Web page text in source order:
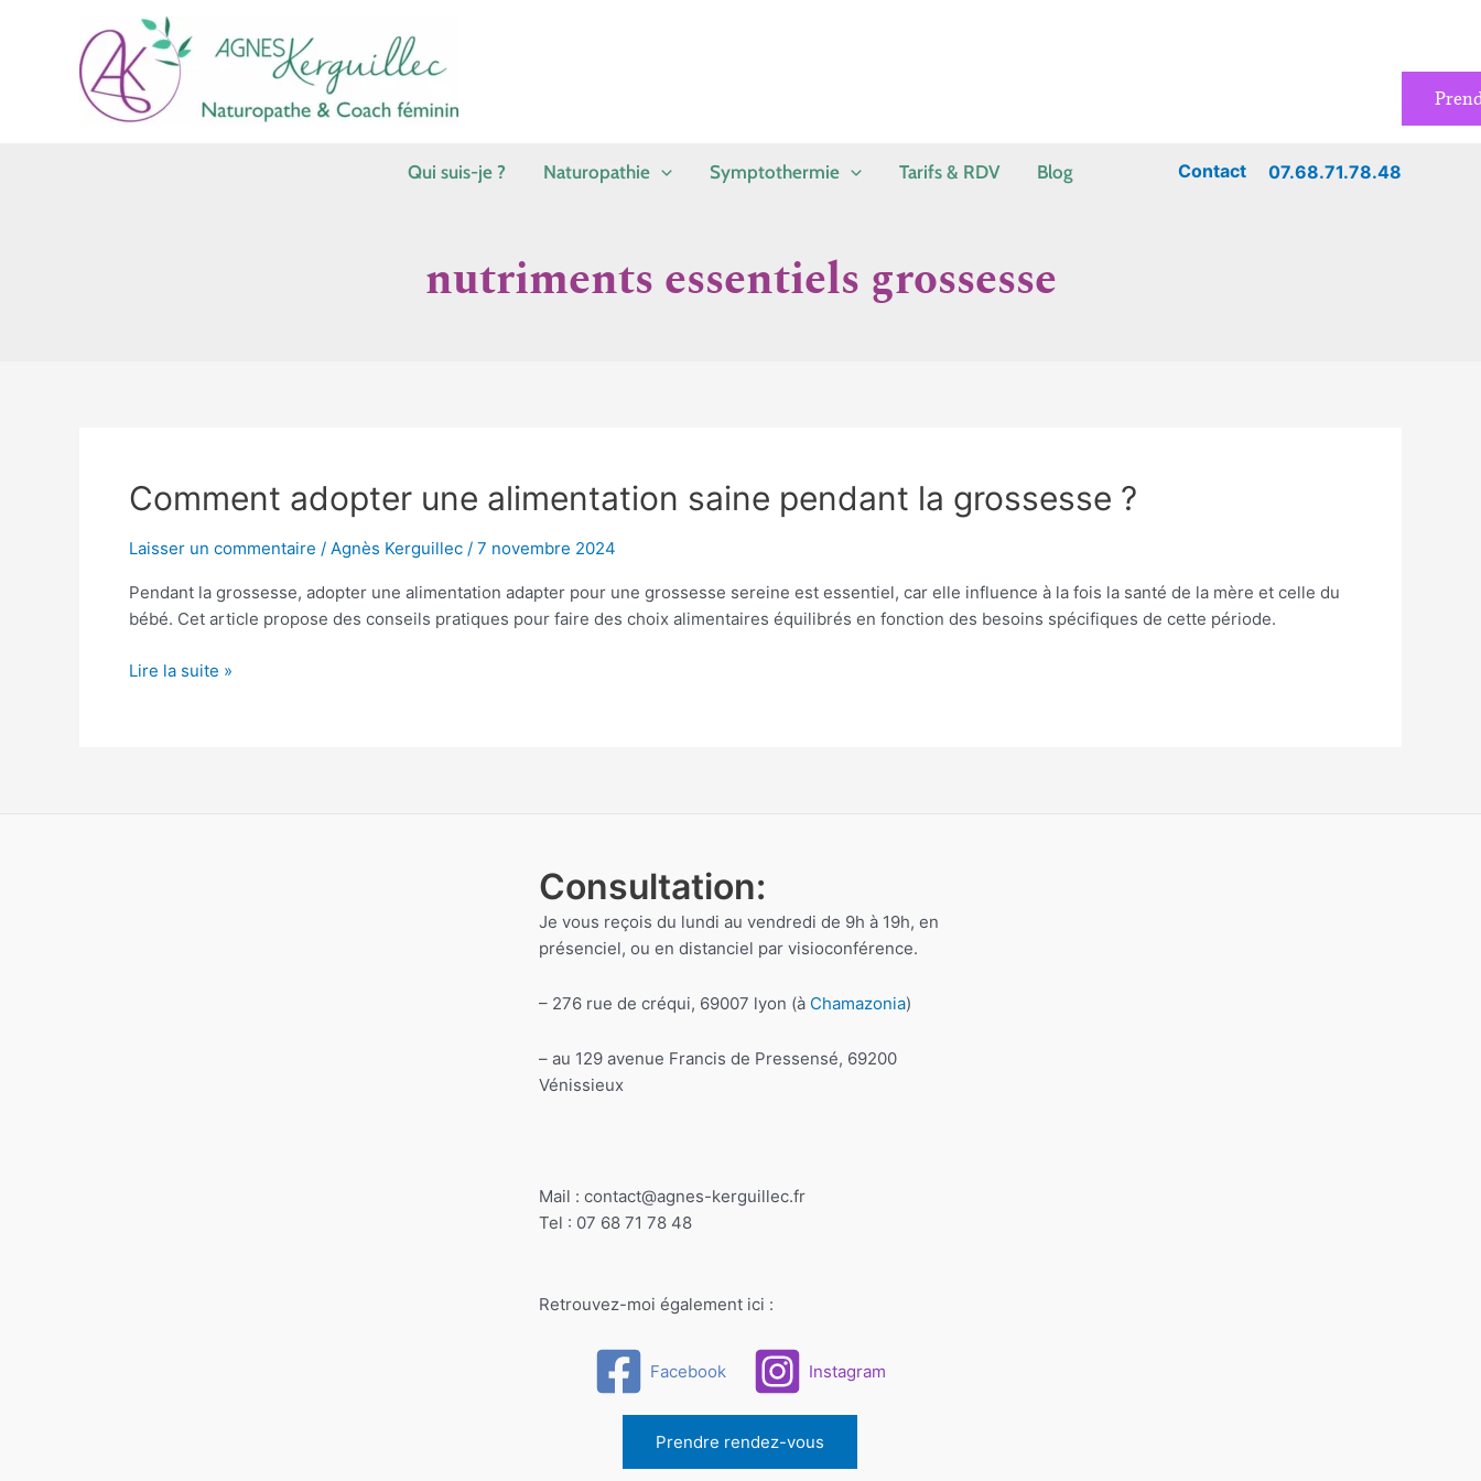
Qui suis-je ? Naturopathie Symptothermie Tarifs & RDV Blog Contact 07.68.71.78.48
nutriments essentiels grossesse
Comment adopter une alimentation saine pendant la grossesse ?
Laisser un commentaire / Agnès Kerguillec / 7 novembre 2024
Pendant la grossesse, adopter une alimentation adapter pour une grossesse sereine est essentiel, car elle influence à la fois la santé de la mère et celle du
bébé. Cet article propose des conseils pratiques pour faire des choix alimentaires équilibrés en fonction des besoins spécifiques de cette période.
Comment
adopter
une
saine
pendant
grossesse
Lire la suite »
Consultation:
Je vous reçois du lundi au vendredi de 9h à 19h, en
présenciel, ou en distanciel par visioconférence.
– 276 rue de créqui, 69007 lyon (à Chamazonia)
– au 129 avenue Francis de Pressensé, 69200
Vénissieux
Mail : contact@agnes-kerguillec.fr
Tel : 07 68 71 78 48
Retrouvez-moi également ici :
Facebook Instagram
Prendre rendez-vous